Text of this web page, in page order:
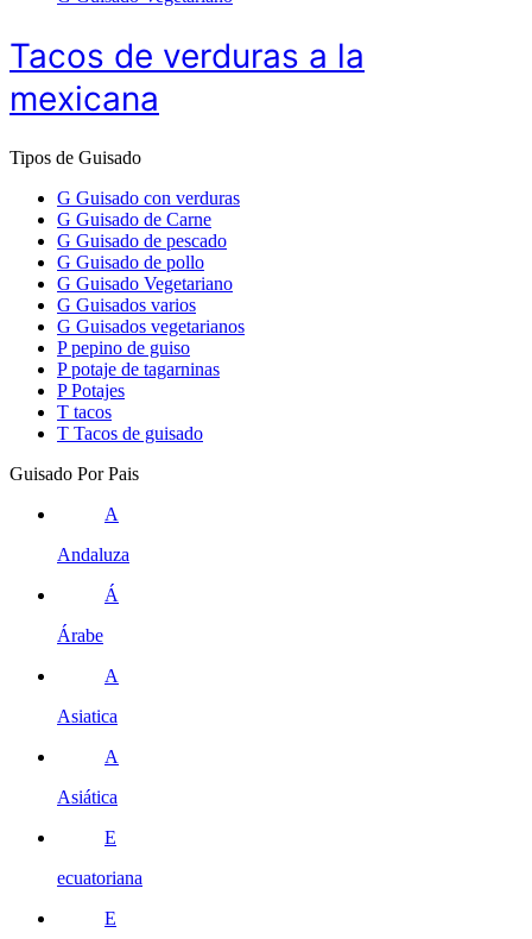
Tacos de verduras a la
mexicana
Tipos de Guisado
G Guisado con verduras
G Guisado de Carne
G Guisado de pescado
G Guisado de pollo
G Guisado Vegetariano
G Guisados varios
G Guisados vegetarianos
P pepino de guiso
P potaje de tagarninas
P Potajes
T tacos
T Tacos de guisado
Guisado Por Pais
A
Andaluza
Á
Árabe
A
Asiatica
A
Asiática
E
ecuatoriana
E